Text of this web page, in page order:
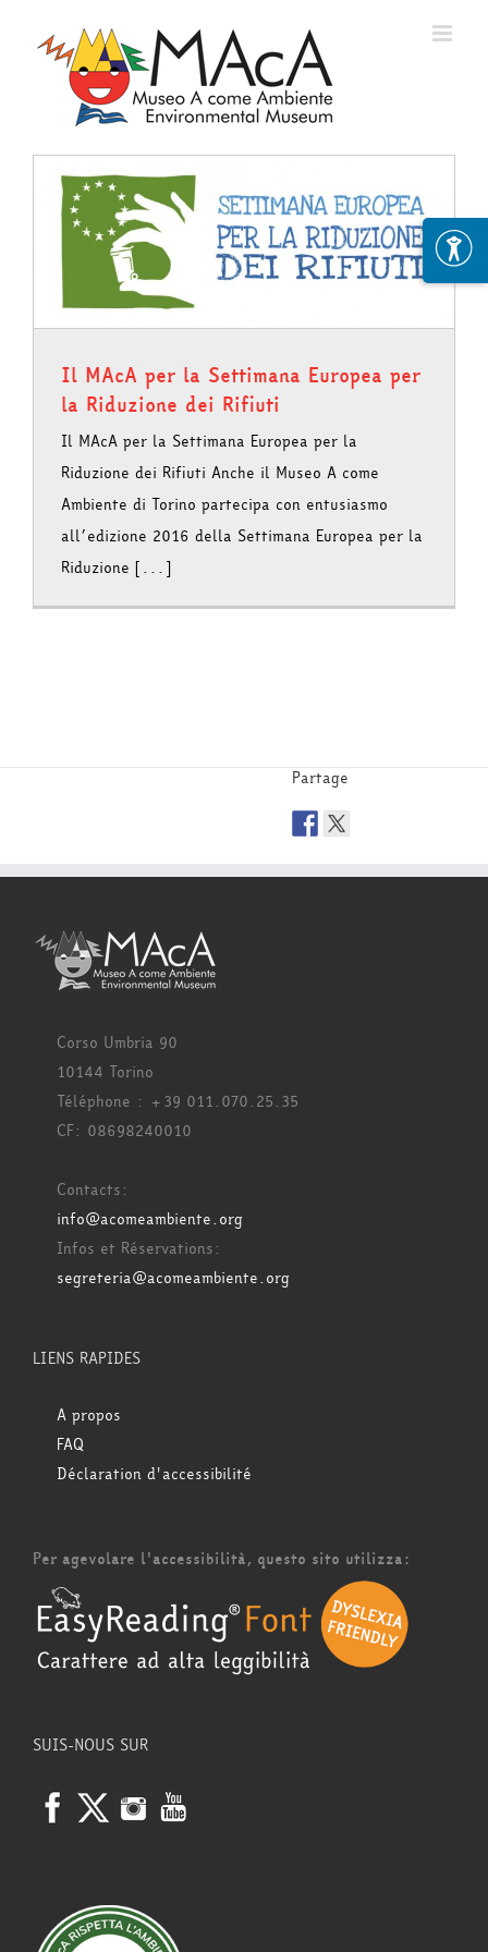
Il MAcA per la Settimana Europea per
la Riduzione dei Rifiuti
Il MAcA per la Settimana Europea per la
Riduzione dei Rifiuti Anche il Museo A come
Ambiente di Torino partecipa con entusiasmo
all’edizione 2016 della Settimana Europea per la
Riduzione [...]
Partage
Corso Umbria 90
10144 Torino
Téléphone : +39 011.070.25.35
CF: 08698240010
Contacts:
info@acomeambiente.org
Infos et Réservations:
segreteria@acomeambiente.org
LIENS RAPIDES
A propos
FAQ
Déclaration d'accessibilité
Per agevolare l'accessibilità, questo sito utilizza:
SUIS-NOUS SUR